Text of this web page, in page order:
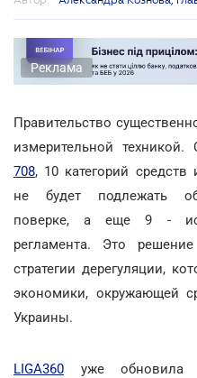
Реклама
Правительство
измерительной техникой.
708, 10 категорий средств
не будет подлежать
поверке, а еще 9 -
регламента. Это
стратегии дерегуляции,
экономики, окружающей
Украины.
LIGA360 уже обновила